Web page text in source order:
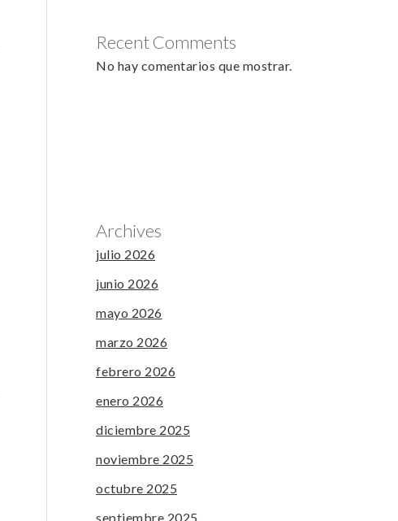
Recent Comments
No hay comentarios que mostrar.
Archives
julio 2026
junio 2026
mayo 2026
marzo 2026
febrero 2026
enero 2026
diciembre 2025
noviembre 2025
octubre 2025
septiembre 2025